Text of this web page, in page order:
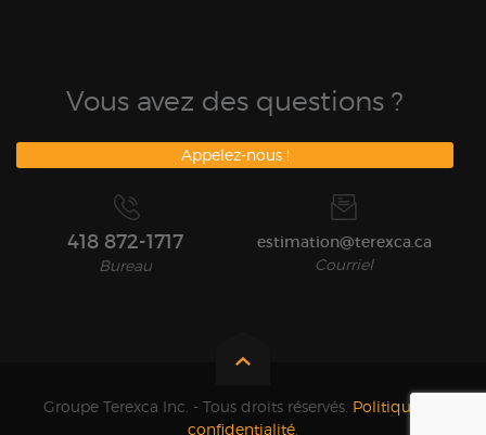
Vous avez des questions ?
Appelez-nous !
418 872-1717
Bureau
estimation@terexca.ca
Courriel
Groupe Terexca Inc. - Tous droits réservés. Politique de
confidentialité